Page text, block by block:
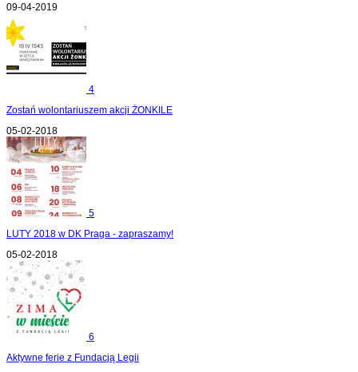
09-04-2019
4
Zostań wolontariuszem akcji ŻONKILE
05-02-2018
5
LUTY 2018 w DK Praga - zapraszamy!
05-02-2018
6
Aktywne ferie z Fundacją Legii